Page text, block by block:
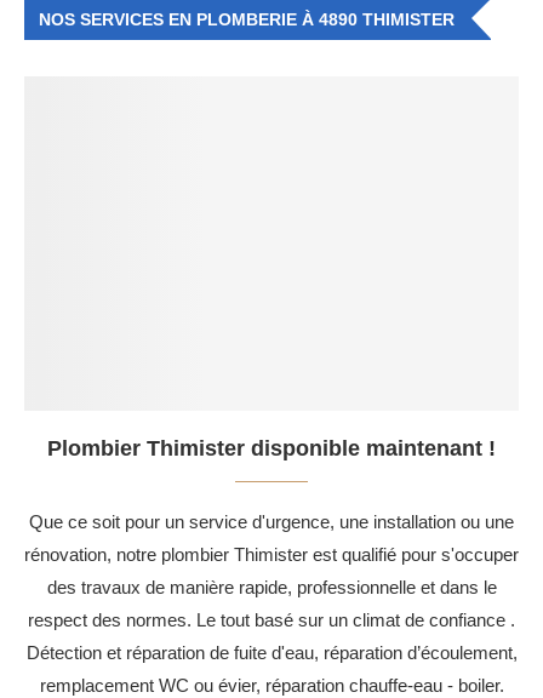
NOS SERVICES EN PLOMBERIE À 4890 THIMISTER
Plombier Thimister disponible maintenant !
Que ce soit pour un service d'urgence, une installation ou une
rénovation, notre plombier Thimister est qualifié pour s'occuper
des travaux de manière rapide, professionnelle et dans le
respect des normes. Le tout basé sur un climat de confiance .
Détection et réparation de fuite d'eau, réparation d’écoulement,
remplacement WC ou évier, réparation chauffe-eau - boiler.